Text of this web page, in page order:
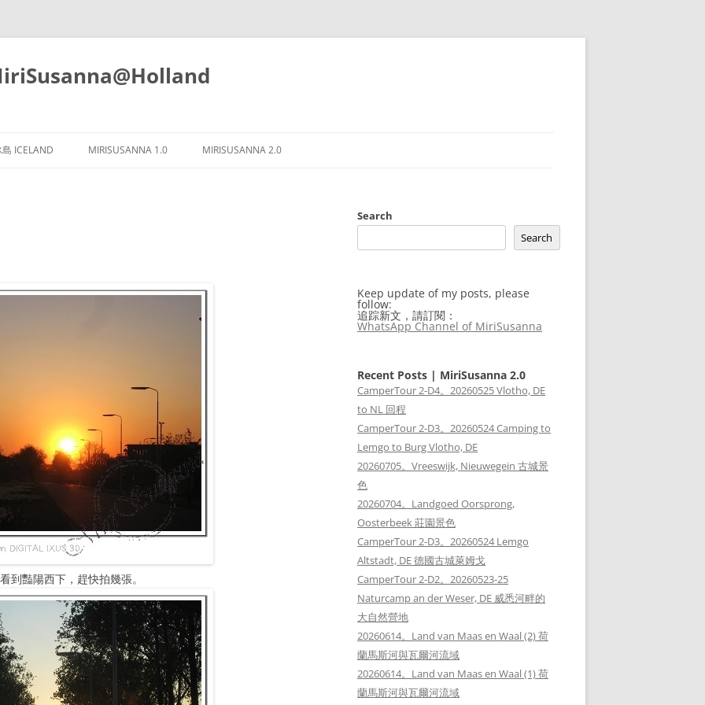
ICELAND MIRISUSANNA 1.0 MIRISUSANNA 2.0
到豔陽西下，趕快拍幾張。
Search
Search
Keep update of my posts, please
follow:
追踪新文，請訂閱：
WhatsApp Channel of MiriSusanna
Recent Posts | MiriSusanna 2.0
CamperTour 2-D4。20260525 Vlotho, DE
to NL 回程
CamperTour 2-D3。20260524 Camping to
Lemgo to Burg Vlotho, DE
20260705。Vreeswijk, Nieuwegein 古城景
色
20260704。Landgoed Oorsprong,
Oosterbeek 莊園景色
CamperTour 2-D3。20260524 Lemgo
Altstadt, DE 德國古城萊姆戈
CamperTour 2-D2。20260523-25
Naturcamp an der Weser, DE 威悉河畔的
大自然營地
20260614。Land van Maas en Waal (2) 荷
蘭馬斯河與瓦爾河流域
20260614。Land van Maas en Waal (1) 荷
蘭馬斯河與瓦爾河流域